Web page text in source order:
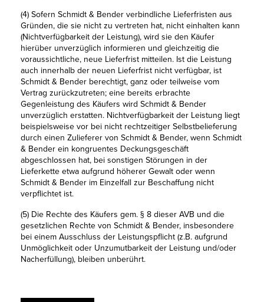
(4) Sofern Schmidt & Bender verbindliche Lieferfristen aus
Gründen, die sie nicht zu vertreten hat, nicht einhalten kann
(Nichtverfügbarkeit der Leistung), wird sie den Käufer
hierüber unverzüglich informieren und gleichzeitig die
voraussichtliche, neue Lieferfrist mitteilen. Ist die Leistung
auch innerhalb der neuen Lieferfrist nicht verfügbar, ist
Schmidt & Bender berechtigt, ganz oder teilweise vom
Vertrag zurückzutreten; eine bereits erbrachte
Gegenleistung des Käufers wird Schmidt & Bender
unverzüglich erstatten. Nichtverfügbarkeit der Leistung liegt
beispielsweise vor bei nicht rechtzeitiger Selbstbelieferung
durch einen Zulieferer von Schmidt & Bender, wenn Schmidt
& Bender ein kongruentes Deckungsgeschäft
abgeschlossen hat, bei sonstigen Störungen in der
Lieferkette etwa aufgrund höherer Gewalt oder wenn
Schmidt & Bender im Einzelfall zur Beschaffung nicht
verpflichtet ist.
(5) Die Rechte des Käufers gem. § 8 dieser AVB und die
gesetzlichen Rechte von Schmidt & Bender, insbesondere
bei einem Ausschluss der Leistungspflicht (z.B. aufgrund
Unmöglichkeit oder Unzumutbarkeit der Leistung und/oder
Nacherfüllung), bleiben unberührt.